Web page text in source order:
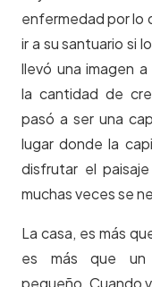
enfermedad por lo
ir a su santuario si
llevó una imagen
la cantidad de
pasó a ser una
lugar donde la
disfrutar el
muchas veces se
La casa, es más
es más que un
pequeño. Cuando